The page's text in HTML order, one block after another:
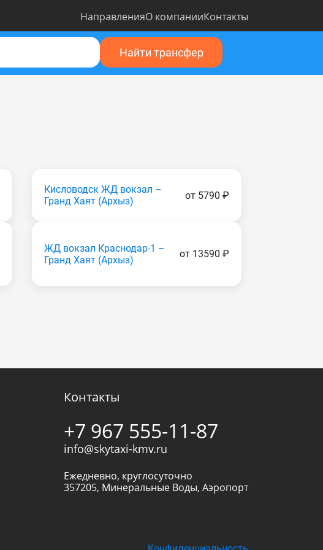
НаправленияО компанииКонтакты
Найти трансфер
Кисловодск ЖД вокзал –
Гранд Хаят (Apxыз)
от 5790 ₽
ЖД вокзал Краснодар-1 –
Гранд Хаят (Apxыз)
от 13590 ₽
Контакты
+7 967 555-11-87
info@skytaxi-kmv.ru
Ежедневно, круглосуточно
357205, Минеральные Воды, Аэропорт